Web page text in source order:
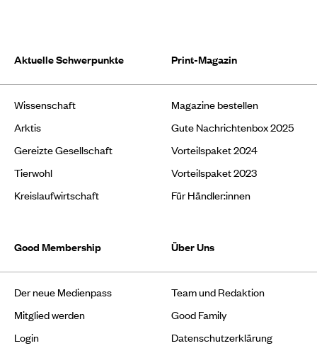
Aktuelle Schwerpunkte
Wissenschaft
Arktis
Gereizte Gesellschaft
Tierwohl
Kreislaufwirtschaft
Print-Magazin
Magazine bestellen
Gute Nachrichtenbox 2025
Vorteilspaket 2024
Vorteilspaket 2023
Für Händler:innen
Good Membership
Der neue Medienpass
Mitglied werden
Login
Über Uns
Team und Redaktion
Good Family
Datenschutzerklärung